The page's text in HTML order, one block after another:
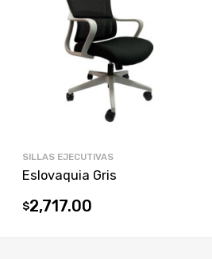
SILLAS EJECUTIVAS
Eslovaquia Gris
$2,717.00